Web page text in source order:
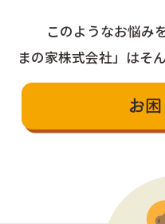
このようなお悩みを
まの家株式会社」 はそ
お